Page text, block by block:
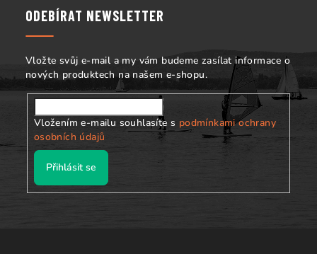
p
i
u
ODEBÍRAT NEWSLETTER
Vložte svůj e-mail a my vám budeme zasílat informace o
nových produktech na našem e-shopu.
Vložením e-mailu souhlasíte s podmínkami ochrany
osobních údajů
Přihlásit se